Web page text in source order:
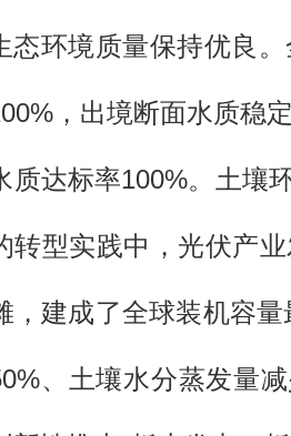
态环境质量保持优良
，出境断面水质稳
质达标率100%。土壤
转型实践中，光伏产
，建成了全球装机容
、土壤水分蒸发量